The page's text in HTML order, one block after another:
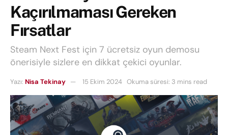
Kaçırılmaması Gereken
Fırsatlar
Steam Next Fest için 7 ücretsiz oyun demosu
önerisiyle sizlere en dikkat çekici oyunlar.
Yazı: Nisa Tekinay 15 Ekim 2024 Okuma süresi: 3 mins read